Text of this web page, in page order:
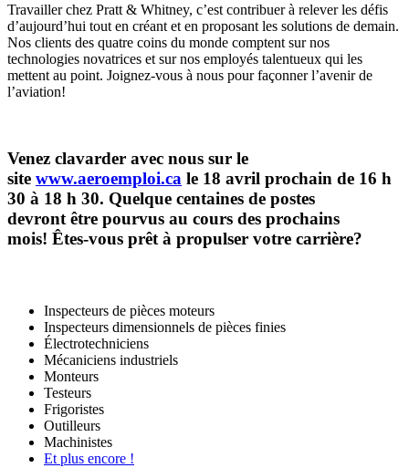
Travailler chez Pratt & Whitney, c’est contribuer à relever les défis
d’aujourd’hui tout en créant et en proposant les solutions de demain.
Nos clients des quatre coins du monde comptent sur nos
technologies novatrices et sur nos employés talentueux qui les
mettent au point. Joignez-vous à nous pour façonner l’avenir de
l’aviation!
Venez clavarder avec nous sur le
site www.aeroemploi.ca le 18 avril prochain de 16 h
30 à 18 h 30. Quelque centaines de postes
devront être pourvus au cours des prochains
mois! Êtes-vous prêt à propulser votre carrière?
Inspecteurs de pièces moteurs
Inspecteurs dimensionnels de pièces finies
Électrotechniciens
Mécaniciens industriels
Monteurs
Testeurs
Frigoristes
Outilleurs
Machinistes
Et plus encore !